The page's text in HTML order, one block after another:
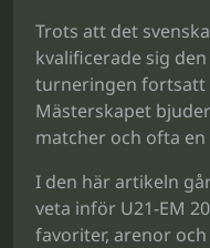
Trots att det
kvalificerade sig
turneringen fortsatt
Mästerskapet
matcher och ofta
I den här artikeln
veta inför U21-EM
favoriter, arenor